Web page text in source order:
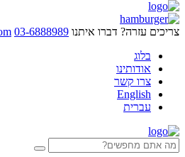
צריכים עזרה? דברו איתנו 03-6888989
בלוג
אודותינו
צרו קשר
English
עברית